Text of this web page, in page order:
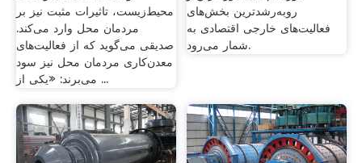
محیط‌زیست، تاثیرات مثبت نیز بر
مردمان محل وارد می‌کند.
صدیقی می‌گوید که از فعالیت‌های
معدن‌کاری مردمان محل نیز سود
می‌برند: «یکی از ...
روبه‌رشدترین بخش‌های
فعالیت‌های خارجی اقتصادی به
شمار می‌رود.